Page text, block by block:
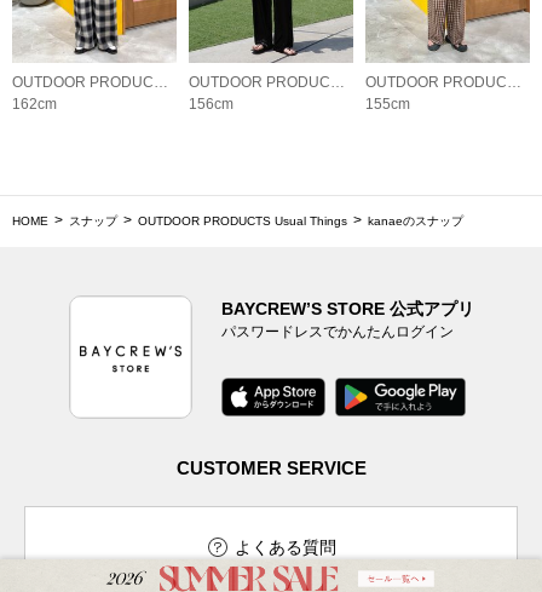
OUTDOOR PRODUCTS Usual Things
162cm
OUTDOOR PRODUCTS Usual Things
156cm
OUTDOOR PRODUCTS Usual Things
155cm
HOME スナップ OUTDOOR PRODUCTS Usual Things kanaeのスナップ
BAYCREW’S STORE 公式アプリ
パスワードレスでかんたんログイン
CUSTOMER SERVICE
よくある質問